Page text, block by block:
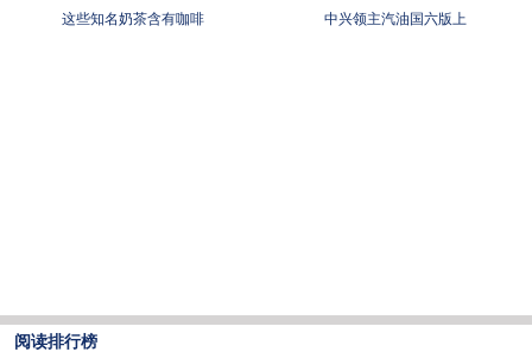
这些知名奶茶含有咖啡
中兴领主汽油国六版上
阅读排行榜